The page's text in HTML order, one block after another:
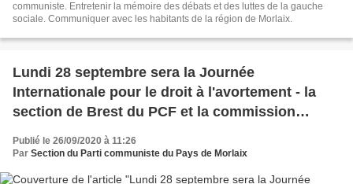
communiste. Entretenir la mémoire des débats et des luttes de la gauche
sociale. Communiquer avec les habitants de la région de Morlaix.
Lundi 28 septembre sera la Journée
Internationale pour le droit à l'avortement - la
section de Brest du PCF et la commission
féministe du PCF appellent à rejoindre le
rassemblement à 18h à Brest, place de la liberté
Publié le 26/09/2020 à 11:26
Par Section du Parti communiste du Pays de Morlaix